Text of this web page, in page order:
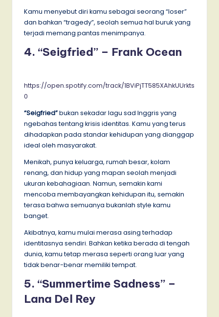
Kamu menyebut diri kamu sebagai seorang “loser”
dan bahkan “tragedy”, seolah semua hal buruk yang
terjadi memang pantas menimpanya.
4. “Seigfried” – Frank Ocean
https://open.spotify.com/track/1BViPjTT585XAhkUUrkts
0
“Seigfried”bukan sekadar lagu sad Inggris yang
ngebahas tentang krisis identitas. Kamu yang terus
dihadapkan pada standar kehidupan yang dianggap
ideal oleh masyarakat.
Menikah, punya keluarga, rumah besar, kolam
renang, dan hidup yang mapan seolah menjadi
ukuran kebahagiaan. Namun, semakin kami
mencoba membayangkan kehidupan itu, semakin
terasa bahwa semuanya bukanlah style kamu
banget.
Akibatnya, kamu mulai merasa asing terhadap
identitasnya sendiri. Bahkan ketika berada di tengah
dunia, kamu tetap merasa seperti orang luar yang
tidak benar-benar memiliki tempat.
5. “Summertime Sadness” –
Lana Del Rey